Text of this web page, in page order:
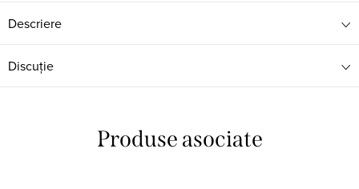
Descriere
Discuţie
Produse asociate